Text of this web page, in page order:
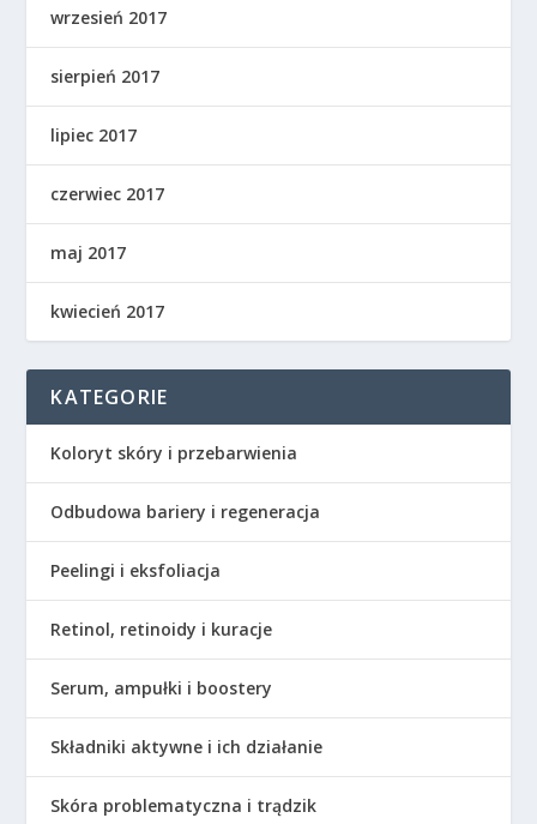
wrzesień 2017
sierpień 2017
lipiec 2017
czerwiec 2017
maj 2017
kwiecień 2017
KATEGORIE
Koloryt skóry i przebarwienia
Odbudowa bariery i regeneracja
Peelingi i eksfoliacja
Retinol, retinoidy i kuracje
Serum, ampułki i boostery
Składniki aktywne i ich działanie
Skóra problematyczna i trądzik